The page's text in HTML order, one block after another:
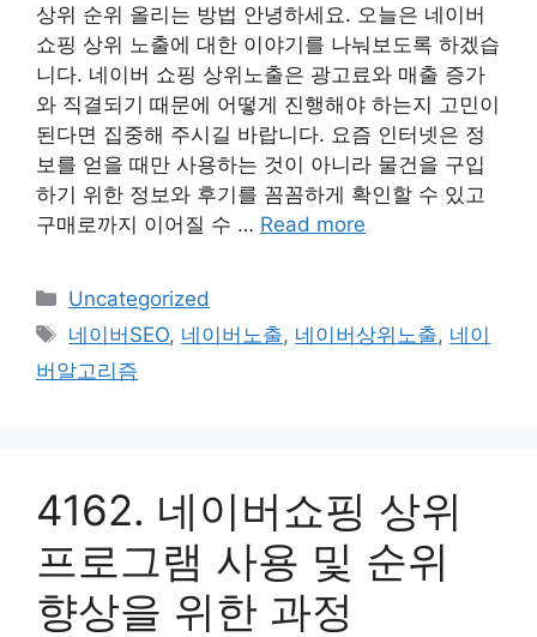
상위 순위 올리는 방법 안녕하세요. 오늘은 네이버
쇼핑 상위 노출에 대한 이야기를 나눠보도록 하겠습
니다. 네이버 쇼핑 상위노출은 광고료와 매출 증가
와 직결되기 때문에 어떻게 진행해야 하는지 고민이
된다면 집중해 주시길 바랍니다. 요즘 인터넷은 정
보를 얻을 때만 사용하는 것이 아니라 물건을 구입
하기 위한 정보와 후기를 꼼꼼하게 확인할 수 있고
구매로까지 이어질 수 … Read more
Categories
Uncategorized
Tags
네이버SEO, 네이버노출, 네이버상위노출, 네이
버알고리즘
4162. 네이버쇼핑 상위
프로그램 사용 및 순위
향상을 위한 과정